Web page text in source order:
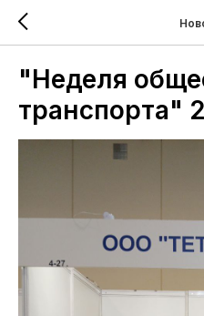
"Неделя
транспорта"